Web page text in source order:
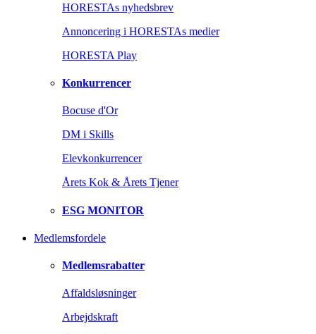
HORESTAs nyhedsbrev
Annoncering i HORESTAs medier
HORESTA Play
Konkurrencer
Bocuse d'Or
DM i Skills
Elevkonkurrencer
Årets Kok & Årets Tjener
ESG MONITOR
Medlemsfordele
Medlemsrabatter
Affaldsløsninger
Arbejdskraft